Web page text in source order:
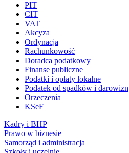
PIT
CIT
VAT
Akcyza
Ordynacja
Rachunkowość
Doradca podatkowy
Finanse publiczne
Podatki i opłaty lokalne
Podatek od spadków i darowizn
Orzeczenia
KSeF
Kadry i BHP
Prawo w biznesie
Samorząd i administracja